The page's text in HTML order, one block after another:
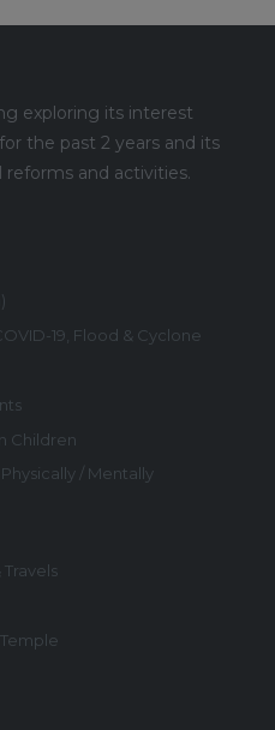
exploring its interest
the past 2 years and its
reforms and activities.
19, Flood & Cyclone
Children
/ Mentally